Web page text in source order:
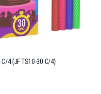
4 (JF TS10-30 С/4)